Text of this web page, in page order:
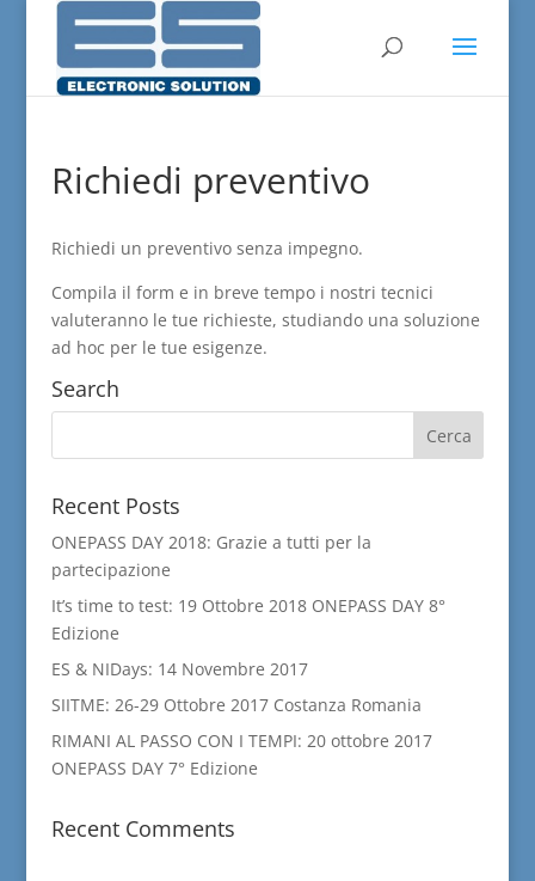
Richiedi preventivo
Richiedi un preventivo senza impegno.
Compila il form e in breve tempo i nostri tecnici
valuteranno le tue richieste, studiando una soluzione
ad hoc per le tue esigenze.
Search
Recent Posts
ONEPASS DAY 2018: Grazie a tutti per la
partecipazione
It’s time to test: 19 Ottobre 2018 ONEPASS DAY 8°
Edizione
ES & NIDays: 14 Novembre 2017
SIITME: 26-29 Ottobre 2017 Costanza Romania
RIMANI AL PASSO CON I TEMPI: 20 ottobre 2017
ONEPASS DAY 7° Edizione
Recent Comments